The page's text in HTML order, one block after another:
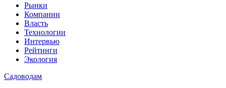
Рынки
Компании
Власть
Технологии
Интервью
Рейтинги
Экология
Садоводам